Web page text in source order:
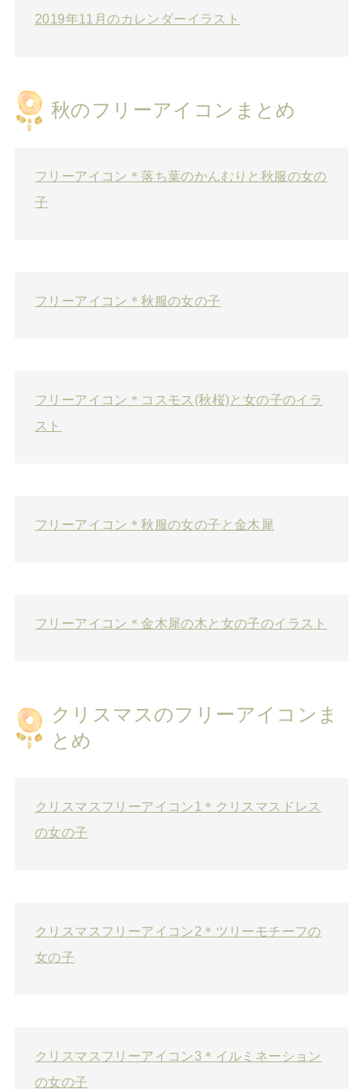
2019年11月のカレンダーイラスト
秋のフリーアイコンまとめ
フリーアイコン＊落ち葉のかんむりと秋服の女の
子
フリーアイコン＊秋服の女の子
フリーアイコン＊コスモス(秋桜)と女の子のイラ
スト
フリーアイコン＊秋服の女の子と金木犀
フリーアイコン＊金木犀の木と女の子のイラスト
クリスマスのフリーアイコンま
とめ
クリスマスフリーアイコン1＊クリスマスドレス
の女の子
クリスマスフリーアイコン2＊ツリーモチーフの
女の子
クリスマスフリーアイコン3＊イルミネーション
の女の子